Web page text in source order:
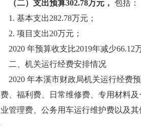
（二）支出预算302.78万元， 包括：
1. 基本支出282.78万元；
2. 项目支出20万元；
2020 年预算收支比2019年减少
二、机关运行经费安排情况
2020 年本溪市财政局机关运行经费
、福利费、日常维修费、专用材料
管理费、公务用车运行维护费以及